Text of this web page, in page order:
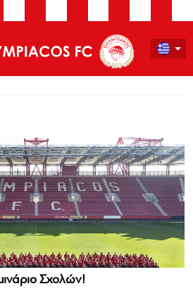
Σχολών!